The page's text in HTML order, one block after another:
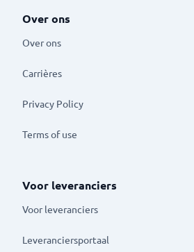
Over ons
Over ons
Carrières
Privacy Policy
Terms of use
Voor leveranciers
Voor leveranciers
Leveranciersportaal